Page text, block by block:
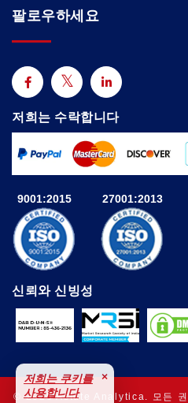
팔로우하세요
저희는 수락합니다
9001:2015 27001:2013
신뢰와 신빙성
© 2025 Astute Analytica. 모든
저희는 쿠키를
사용합니다
×